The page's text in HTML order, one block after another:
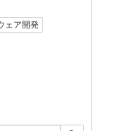
ェア開発